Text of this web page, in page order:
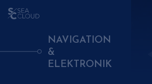
NAVIGATION
&
ELEKTRONIK